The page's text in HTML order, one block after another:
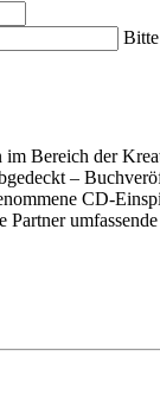
Bereich der
–
CD-